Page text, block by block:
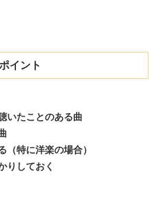
イント
いたことのある曲
（特に洋楽の場合）
りしておく